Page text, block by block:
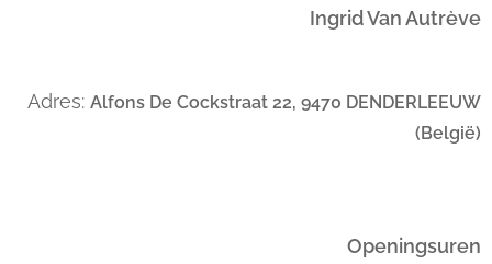
Ingrid Van Autrève
Adres: Alfons De Cockstraat 22, 9470 DENDERLEEUW
(België)
Openingsuren